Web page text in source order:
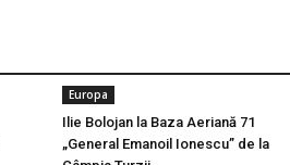
Europa
Ilie Bolojan la Baza Aeriană 71
„General Emanoil Ionescu” de la